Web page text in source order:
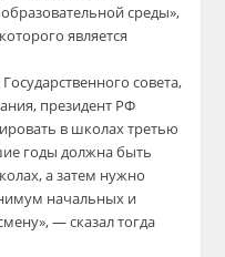
среды»,
является
совета,
президент РФ
в школах третью
годы должна быть
а затем нужно
начальных и
— сказал тогда